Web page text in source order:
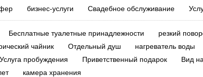
бизнес-услуги Свадебное обслуживание
Бесплатные туалетные принадлежности резкий
чайник Отдельный душ нагреватель воды
Услуга пробуждения Приветственный подарок Вид
камера хранения